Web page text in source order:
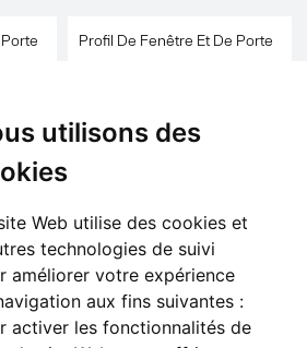
utilisons des
Web utilise des cookies et
technologies de suivi
améliorer votre expérience
aux fins suivantes :
activer les fonctionnalités de
Profil De Fenêtre Et De Porte